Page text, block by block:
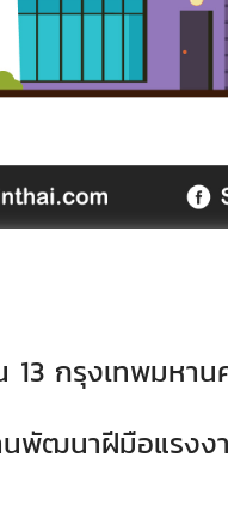
13กรุงเทพมหา
พัฒนาฝีมือแรงง